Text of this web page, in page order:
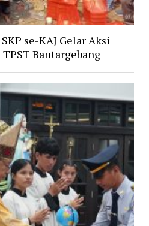
se-KAJ Gelar Aksi
TPST Bantargebang